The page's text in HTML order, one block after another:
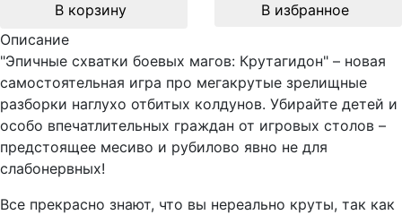
В корзину
В избранное
Описание
"Эпичные схватки боевых магов: Крутагидон" – новая
самостоятельная игра про мегакрутые зрелищные
разборки наглухо отбитых колдунов. Убирайте детей и
особо впечатлительных граждан от игровых столов –
предстоящее месиво и рубилово явно не для
слабонервных!
Все прекрасно знают, что вы нереально круты, так как